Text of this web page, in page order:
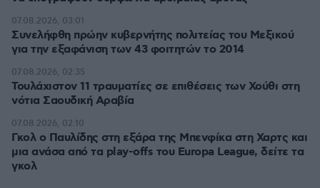
Συνελήφθη πρώην κυβερνήτης πολιτείας του Μεξικού
για την εξαφάνιση των 43 φοιτητών το 2014
07.08.2026, 03:01
Τουλάχιστον 11 τραυματίες σε επιθέσεις των Χούθι στη
νότια Σαουδική Αραβία
07.08.2026, 02:35
Γκολ ο Παυλίδης στη εξάρα της Μπενφίκα στη Χαρτς και
μια ανάσα από τα play-offs του Europa League, δείτε τα
γκολ
07.08.2026, 02:10